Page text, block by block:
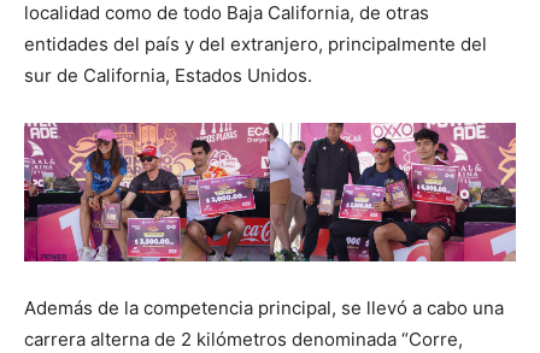
localidad como de todo Baja California, de otras
entidades del país y del extranjero, principalmente del
sur de California, Estados Unidos.
Además de la competencia principal, se llevó a cabo una
carrera alterna de 2 kilómetros denominada “Corre,